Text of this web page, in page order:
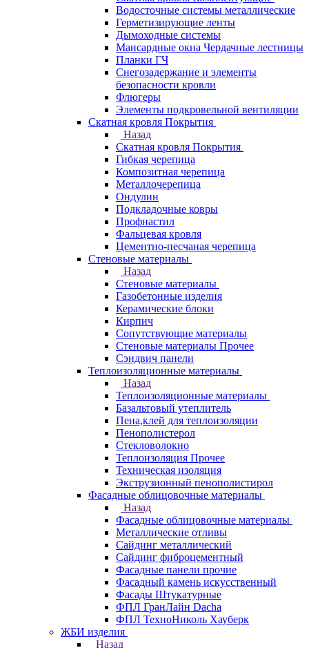
Водосточные системы металлические
Герметизирующие ленты
Дымоходные системы
Мансардные окна Чердачные лестницы
Планки ГЧ
Снегозадержание и элементы
безопасности кровли
Флюгеры
Элементы подкровельной вентиляции
Скатная кровля Покрытия
Назад
Скатная кровля Покрытия
Гибкая черепица
Композитная черепица
Металлочерепица
Ондулин
Подкладочные ковры
Профнастил
Фальцевая кровля
Цементно-песчаная черепица
Стеновые материалы
Назад
Стеновые материалы
Газобетонные изделия
Керамические блоки
Кирпич
Сопутствующие материалы
Стеновые материалы Прочее
Сэндвич панели
Теплоизоляционные материалы
Назад
Теплоизоляционные материалы
Базальтовый утеплитель
Пена,клей для теплоизоляции
Пенополистерол
Стекловолокно
Теплоизоляция Прочее
Техническая изоляция
Экструзионный пенополистирол
Фасадные облицовочные материалы
Назад
Фасадные облицовочные материалы
Металлические отливы
Сайдинг металлический
Сайдинг фиброцементный
Фасадные панели прочие
Фасадный камень искусственный
Фасады Штукатурные
ФПЛ ГранЛайн Dacha
ФПЛ ТехноНиколь Хауберк
ЖБИ изделия
Назад